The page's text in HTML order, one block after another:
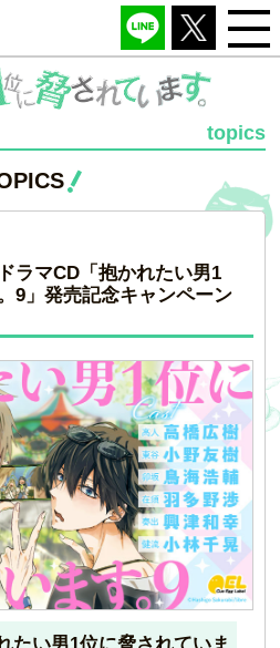
topics
ラマCD「抱かれたい男1
9」発売記念キャンペーン